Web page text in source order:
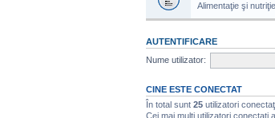
Alimentaţie şi nutriţie
AUTENTIFICARE
Nume utilizator:
CINE ESTE CONECTAT
În total sunt 25 utilizatori
Cei mai mulţi utilizatori conectaţi